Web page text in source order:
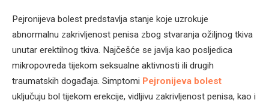
Pejronijeva bolest predstavlja stanje koje uzrokuje
abnormalnu zakrivljenost penisa zbog stvaranja ožiljnog tkiva
unutar erektilnog tkiva. Najčešće se javlja kao posljedica
mikropovreda tijekom seksualne aktivnosti ili drugih
traumatskih događaja. Simptomi Pejronijeva bolest
uključuju bol tijekom erekcije, vidljivu zakrivljenost penisa, kao i